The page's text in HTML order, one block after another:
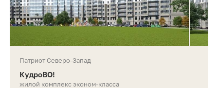
Патриот Северо-Запад
КудроВО!
жилой комплекс эконом-класса